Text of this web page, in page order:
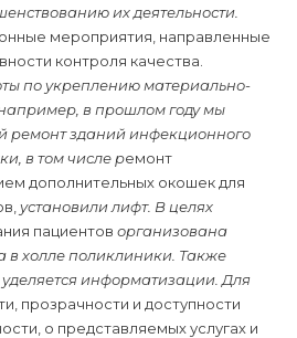
их деятельности.
мероприятия, направленные
контроля качества.
по укреплению материально-
в прошлом году мы
ремонт зданий инфекционного
в том числе ремонт
дополнительных окошек для
установили лифт. В целях
пациентов организована
в холле поликлиники. Также
информатизации. Для
прозрачности и доступности
о представляемых услугах и